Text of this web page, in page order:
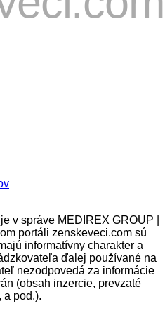
v správe MEDIREX GROUP |
portáli zenskeveci.com sú
informatívny charakter a
ďalej používané na
nezodpovedá za informácie
(obsah inzercie, prevzaté
a pod.).